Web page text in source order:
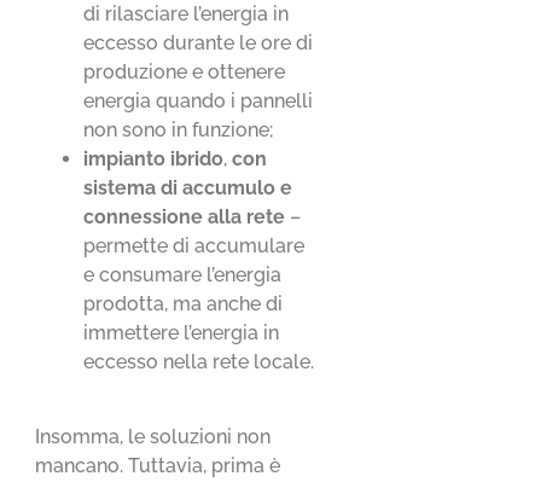
di rilasciare l’energia in
eccesso durante le ore di
produzione e ottenere
energia quando i pannelli
non sono in funzione;
impianto ibrido,con
sistema di accumulo e
connessione alla rete –
permette di accumulare
e consumare l’energia
prodotta, ma anche di
immettere l’energia in
eccesso nella rete locale.
Insomma, le soluzioni non
mancano. Tuttavia, prima è